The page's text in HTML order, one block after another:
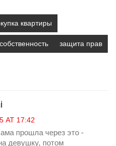
квартиры
защита прав
AT 17:42
прошла через это -
девушку, потом